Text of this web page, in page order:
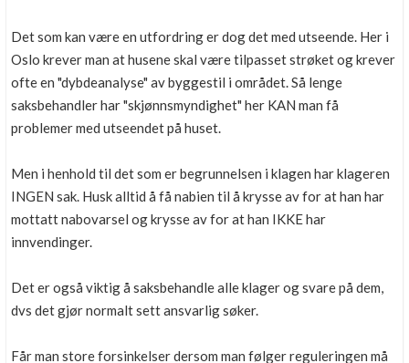
Det som kan være en utfordring er dog det med utseende. Her i
Oslo krever man at husene skal være tilpasset strøket og krever
ofte en "dybdeanalyse" av byggestil i området. Så lenge
saksbehandler har "skjønnsmyndighet" her KAN man få
problemer med utseendet på huset.
Men i henhold til det som er begrunnelsen i klagen har klageren
INGEN sak. Husk alltid å få nabien til å krysse av for at han har
mottatt nabovarsel og krysse av for at han IKKE har
innvendinger.
Det er også viktig å saksbehandle alle klager og svare på dem,
dvs det gjør normalt sett ansvarlig søker.
Får man store forsinkelser dersom man følger reguleringen må